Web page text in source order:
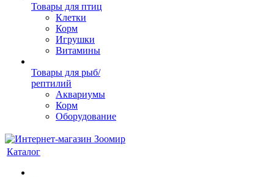
Товары для птиц
Клетки
Корм
Игрушки
Витамины
Товары для рыб/
рептилий
Аквариумы
Корм
Оборудование
Каталог